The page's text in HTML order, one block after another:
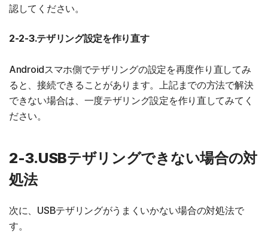
認してください。
2-2-3.テザリング設定を作り直す
Androidスマホ側でテザリングの設定を再度作り直してみ
ると、接続できることがあります。上記までの方法で解決
できない場合は、一度テザリング設定を作り直してみてく
ださい。
2-3.USBテザリングできない場合の対
処法
次に、USBテザリングがうまくいかない場合の対処法で
す。